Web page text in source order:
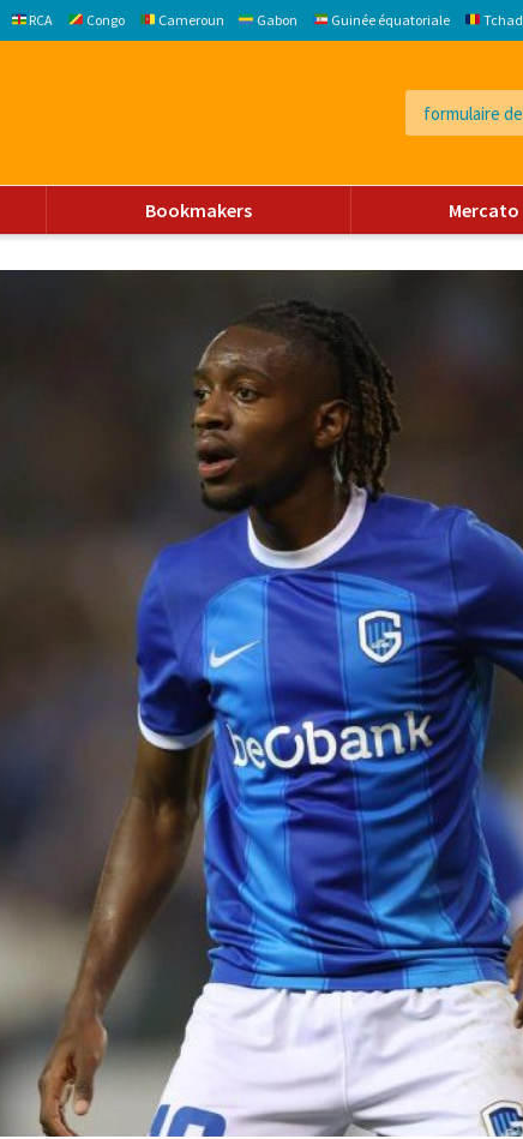
RCA Congo Cameroun Gabon Guinée équatoriale Tchad
Bookmakers Mercato